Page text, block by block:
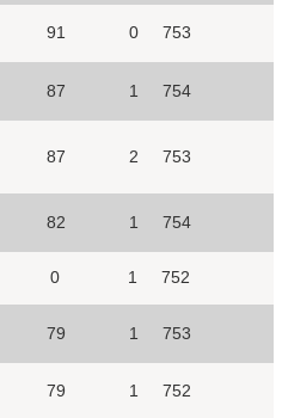
91 0 753
87 1 754
87 2 753
82 1 754
0 1 752
79 1 753
79 1 752